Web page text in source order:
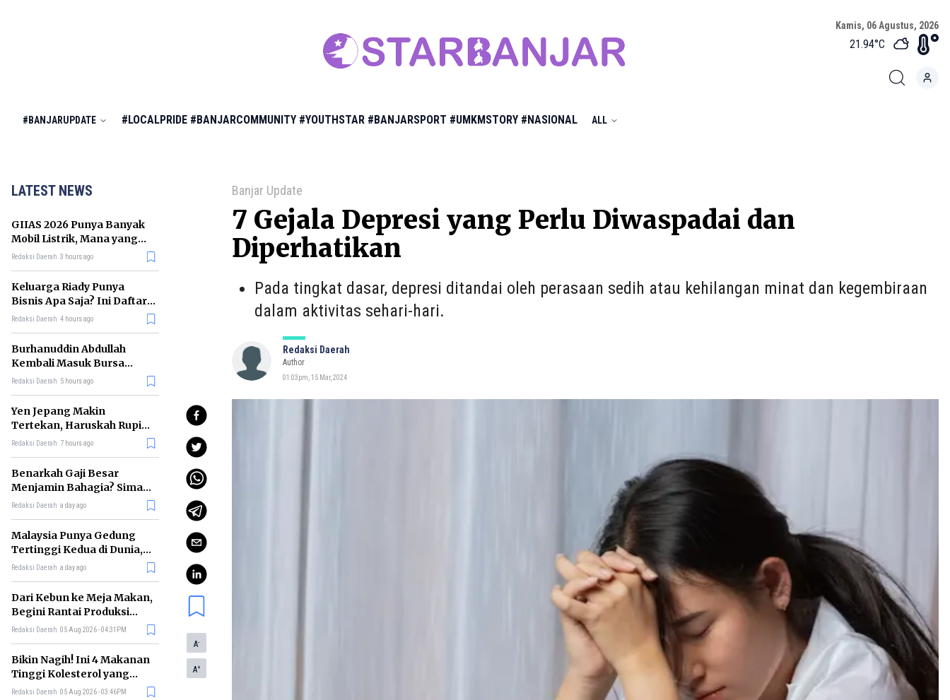
Kamis, 06 Agustus, 2026
21.94°C
#BANJARUPDATE #LOCALPRIDE #BANJARCOMMUNITY #YOUTHSTAR #BANJARSPORT #UMKMSTORY #NASIONAL ALL
LATEST NEWS
GIIAS 2026 Punya Banyak
Mobil Listrik, Mana yang
Cocok untuk Gaji Rp10 Juta?
Redaksi Daerah 3 hours ago
Keluarga Riady Punya
Bisnis Apa Saja? Ini Daftar
Kerajaan Usahanya
Redaksi Daerah 4 hours ago
Burhanuddin Abdullah
Kembali Masuk Bursa
Gubernur BI, Ini Rekam
Redaksi Daerah 5 hours ago
Yen Jepang Makin
Tertekan, Haruskah Rupiah
Ikut Khawatir?
Redaksi Daerah 7 hours ago
Benarkah Gaji Besar
Menjamin Bahagia? Simak
Penjelasan Ilmu Ekonomi
Redaksi Daerah a day ago
Malaysia Punya Gedung
Tertinggi Kedua di Dunia,
Ini Daftar Lengkap 2026
Redaksi Daerah a day ago
Dari Kebun ke Meja Makan,
Begini Rantai Produksi
Sawit di Indonesia
Redaksi Daerah 05 Aug 2026 - 04:31PM
Bikin Nagih! Ini 4 Makanan
Tinggi Kolesterol yang
Sebaiknya Dikurangi
Redaksi Daerah 05 Aug 2026 - 03:46PM
Banjar Update
7 Gejala Depresi yang Perlu Diwaspadai dan
Diperhatikan
Pada tingkat dasar, depresi ditandai oleh perasaan sedih atau kehilangan minat dan kegembiraan
dalam aktivitas sehari-hari.
Redaksi Daerah
Author
01:03pm, 15 Mar, 2024
A-
A+